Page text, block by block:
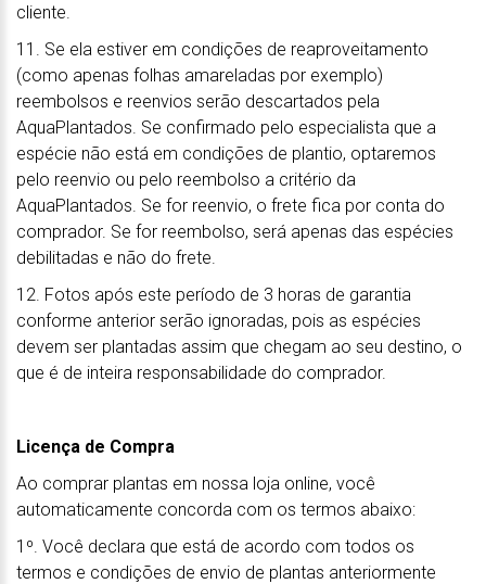
cliente.
11. Se ela estiver em condições de reaproveitamento
(como apenas folhas amareladas por exemplo)
reembolsos e reenvios serão descartados pela
AquaPlantados. Se confirmado pelo especialista que a
espécie não está em condições de plantio, optaremos
pelo reenvio ou pelo reembolso a critério da
AquaPlantados. Se for reenvio, o frete fica por conta do
comprador. Se for reembolso, será apenas das espécies
debilitadas e não do frete.
12. Fotos após este período de 3 horas de garantia
conforme anterior serão ignoradas, pois as espécies
devem ser plantadas assim que chegam ao seu destino, o
que é de inteira responsabilidade do comprador.
Licença de Compra
Ao comprar plantas em nossa loja online, você
automaticamente concorda com os termos abaixo:
1º. Você declara que está de acordo com todos os
termos e condições de envio de plantas anteriormente